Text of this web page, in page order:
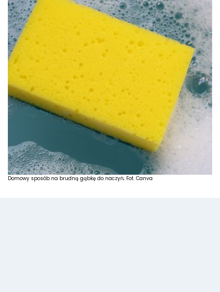
Domowy sposób na brudną gąbkę do naczyń; Fot. Canva